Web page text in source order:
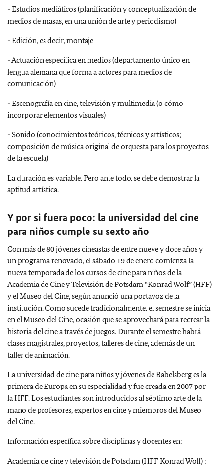
-Estudios mediáticos (planificación y conceptualización de
medios de masas, en una unión de arte y periodismo)
-Edición, es decir, montaje
-Actuación específica en medios (departamento único en
lengua alemana que forma a actores para medios de
comunicación)
-Escenografía en cine, televisión y multimedia (o cómo
incorporar elementos visuales)
- Sonido (conocimientos teóricos, técnicos y artísticos;
composición de música original de orquesta para los proyectos
de la escuela)
La duración es variable. Pero ante todo, se debe demostrar la
aptitud artística.
Y por si fuera poco: la universidad del cine
para niños cumple su sexto año
Con más de 80 jóvenes cineastas de entre nueve y doce años y
un programa renovado, el sábado 19 de enero comienza la
nueva temporada de los cursos de cine para niños de la
Academia de Cine y Televisión de Potsdam “Konrad Wolf” (HFF)
y el Museo del Cine, según anunció una portavoz de la
institución. Como sucede tradicionalmente, el semestre se inicia
en el Museo del Cine, ocasión que se aprovechará para recrear la
historia del cine a través de juegos.Durante el semestre habrá
clases magistrales, proyectos, talleres de cine, además de un
taller de animación.
La universidad de cine para niños y jóvenes de Babelsberg es la
primera de Europa en su especialidad y fue creada en 2007 por
la HFF. Los estudiantes son introducidos al séptimo arte de la
mano de profesores, expertos en cine y miembros del Museo
del Cine.
Información específica sobre disciplinas y docentes en:
Academia de cine y televisión de Potsdam (HFF Konrad Wolf) :